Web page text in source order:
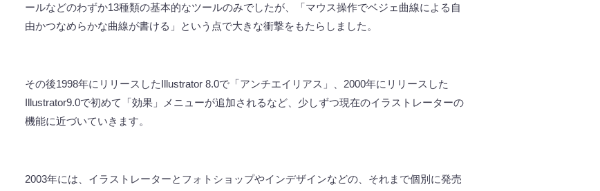
ールなどのわずか13種類の基本的なツールのみでしたが、「マウス操作でベジェ曲線による自
由かつなめらかな曲線が書ける」という点で大きな衝撃をもたらしました。
その後1998年にリリースしたIllustrator 8.0で「アンチエイリアス」、 2000年にリリースした
Illustrator9.0で初めて「効果」メニューが追加されるなど、少しずつ現在のイラストレーターの
機能に近づいていきます。
2003年には、イラストレーターとフォトショップやインデザインなどの、それまで個別に発売